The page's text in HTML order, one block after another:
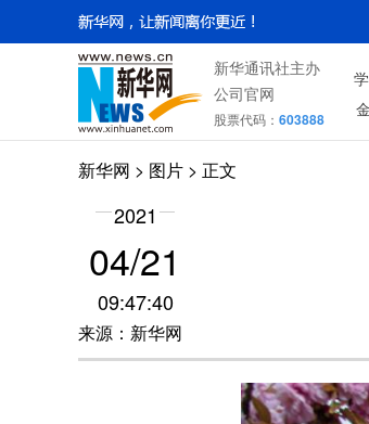
新华通讯社主办
公司官网
股票代码： 603888
新华网 > 图片 > 正文
2021
04/21
09:47:40
来源：新华网